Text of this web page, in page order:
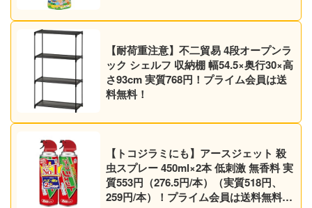
【耐荷重注意】不二貿易 4段オープンラ
ック シェルフ 収納棚 幅54.5×奥行30×高
さ93cm 実質768円！プライム会員は送
料無料！
【トコジラミにも】アースジェット 殺
虫スプレー 450ml×2本 低刺激 無香料 実
質553円（276.5円/本）（実質518円、
259円/本）！プライム会員は送料無料！